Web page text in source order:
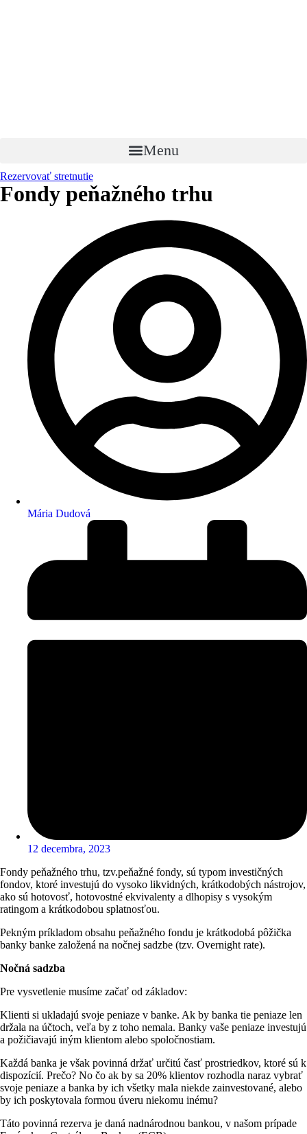
Menu
Rezervovať stretnutie
Fondy peňažného trhu
Mária Dudová
12 decembra, 2023
Fondy peňažného trhu, tzv.peňažné fondy, sú typom investičných
fondov, ktoré investujú do vysoko likvidných, krátkodobých nástrojov,
ako sú hotovosť, hotovostné ekvivalenty a dlhopisy s vysokým
ratingom a krátkodobou splatnosťou.
Pekným príkladom obsahu peňažného fondu je krátkodobá pôžička
banky banke založená na nočnej sadzbe (tzv. Overnight rate).
Nočná sadzba
Pre vysvetlenie musíme začať od základov:
Klienti si ukladajú svoje peniaze v banke. Ak by banka tie peniaze len
držala na účtoch, veľa by z toho nemala. Banky vaše peniaze investujú
a požičiavajú iným klientom alebo spoločnostiam.
Každá banka je však povinná držať určitú časť prostriedkov, ktoré sú k
dispozícií. Prečo? No čo ak by sa 20% klientov rozhodla naraz vybrať
svoje peniaze a banka by ich všetky mala niekde zainvestované, alebo
by ich poskytovala formou úveru niekomu inému?
Táto povinná rezerva je daná nadnárodnou bankou, v našom prípade